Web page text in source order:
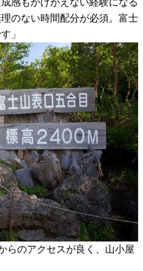
のない時間配分が必須。富士
」
らのアクセスが良く、山小屋